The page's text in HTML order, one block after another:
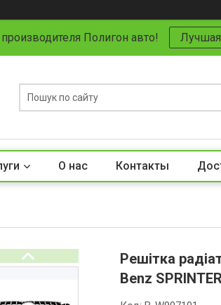
Полигон авто!
О нас Контакты
Решітка
Benz